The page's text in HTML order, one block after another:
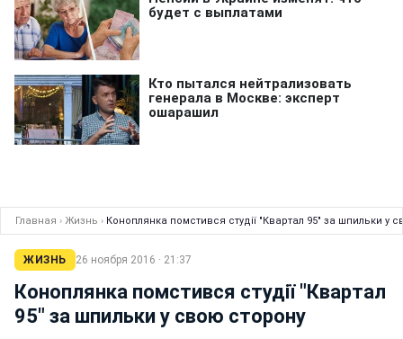
Главная › Жизнь › Коноплянка помстився студії "Квартал 95" за шпильки у
ЖИЗНЬ 26 ноября 2016 · 21:37
Коноплянка помстився студії "Квартал
95" за шпильки у свою сторону